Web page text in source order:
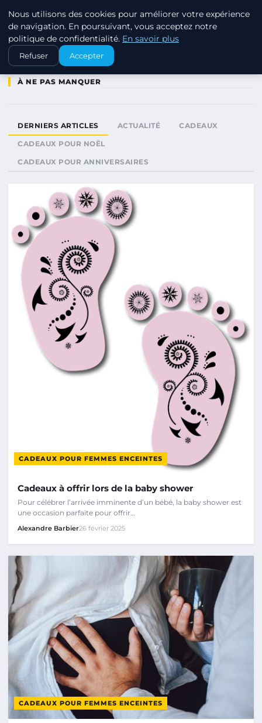
SWISSTALES
À NE PAS MANQUER
DERNIERS ARTICLES ACTUALITÉ CADEAUX
CADEAUX POUR NOËL
CADEAUX POUR ANNIVERSAIRES
CADEAUX POUR FEMMES ENCEINTES
Cadeaux à offrir lors de la baby shower
Pour célébrer l’arrivée imminente d’un bébé, la baby shower est
une occasion parfaite pour offrir…
Alexandre Barbier26 février 2025
CADEAUX POUR FEMMES ENCEINTES
Nous utilisons des cookies pour améliorer votre expérience
de navigation. En poursuivant, vous acceptez notre
politique de confidentialité. En savoir plus
Refuser Accepter